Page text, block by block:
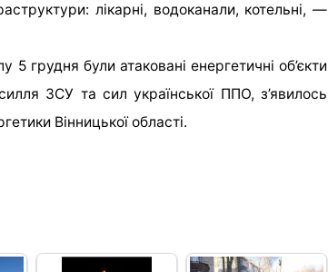
лікарні, водоканали, котельні, —
5 грудня були атаковані енергетичні об’єкти
ЗСУ та сил української ППО, з’явилось
Вінницької області.